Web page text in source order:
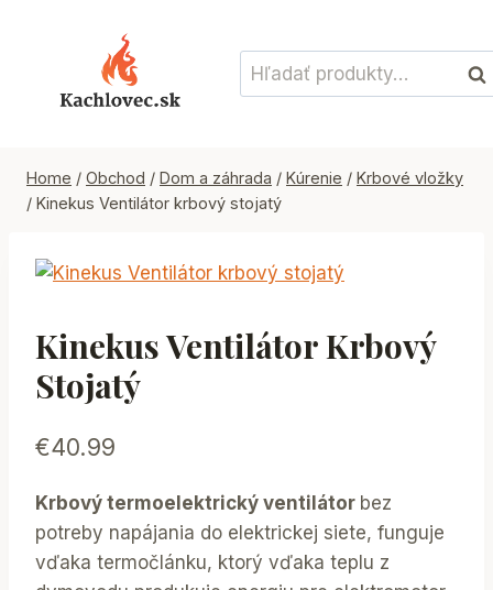
Hľadať:
Home / Obchod / Dom a záhrada / Kúrenie / Krbové vložky
/ Kinekus Ventilátor krbový stojatý
Kinekus Ventilátor Krbový
Stojatý
€40.99
Krbový termoelektrický ventilátor bez
potreby napájania do elektrickej siete, funguje
vďaka termočlánku, ktorý vďaka teplu z